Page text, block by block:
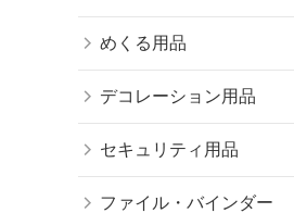
めくる用品
デコレーション用品
セキュリティ用品
ファイル・バインダー